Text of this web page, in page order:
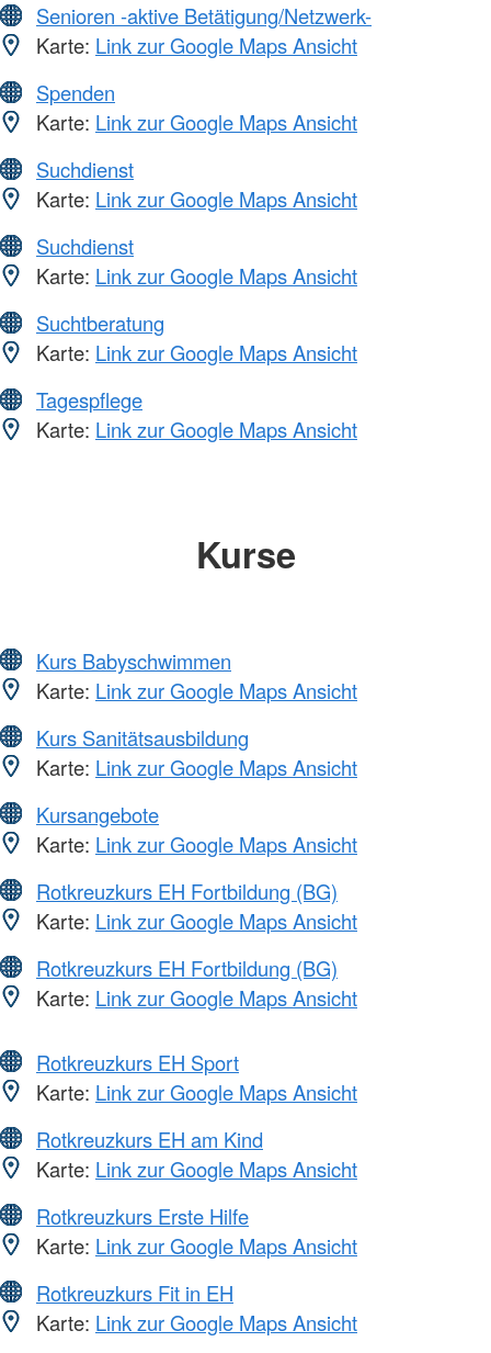
Senioren -aktive Betätigung/Netzwerk-
Karte: Link zur Google Maps Ansicht
Spenden
Karte: Link zur Google Maps Ansicht
Suchdienst
Karte: Link zur Google Maps Ansicht
Suchdienst
Karte: Link zur Google Maps Ansicht
Suchtberatung
Karte: Link zur Google Maps Ansicht
Tagespflege
Karte: Link zur Google Maps Ansicht
Kurse
Kurs Babyschwimmen
Karte: Link zur Google Maps Ansicht
Kurs Sanitätsausbildung
Karte: Link zur Google Maps Ansicht
Kursangebote
Karte: Link zur Google Maps Ansicht
Rotkreuzkurs EH Fortbildung (BG)
Karte: Link zur Google Maps Ansicht
Rotkreuzkurs EH Fortbildung (BG)
Karte: Link zur Google Maps Ansicht
Rotkreuzkurs EH Sport
Karte: Link zur Google Maps Ansicht
Rotkreuzkurs EH am Kind
Karte: Link zur Google Maps Ansicht
Rotkreuzkurs Erste Hilfe
Karte: Link zur Google Maps Ansicht
Rotkreuzkurs Fit in EH
Karte: Link zur Google Maps Ansicht